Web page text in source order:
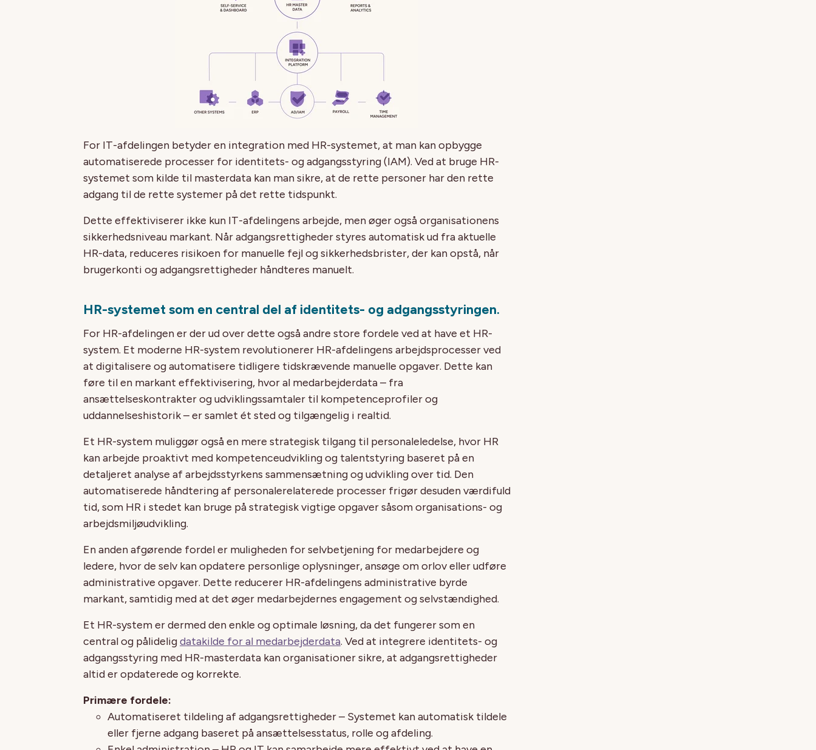
For IT-afdelingen betyder en integration med HR-systemet, at man kan opbygge
automatiserede processer for identitets- og adgangsstyring (IAM). Ved at bruge HR-
systemet som kilde til masterdata kan man sikre, at de rette personer har den rette
adgang til de rette systemer på det rette tidspunkt.
Dette effektiviserer ikke kun IT-afdelingens arbejde, men øger også organisationens
sikkerhedsniveau markant. Når adgangsrettigheder styres automatisk ud fra aktuelle
HR-data, reduceres risikoen for manuelle fejl og sikkerhedsbrister, der kan opstå, når
brugerkonti og adgangsrettigheder håndteres manuelt.
HR-systemet som en central del af identitets- og adgangsstyringen.
For HR-afdelingen er der ud over dette også andre store fordele ved at have et HR-
system. Et moderne HR-system revolutionerer HR-afdelingens arbejdsprocesser ved
at digitalisere og automatisere tidligere tidskrævende manuelle opgaver. Dette kan
føre til en markant effektivisering, hvor al medarbejderdata – fra
ansættelseskontrakter og udviklingssamtaler til kompetenceprofiler og
uddannelseshistorik – er samlet ét sted og tilgængelig i realtid.
Et HR-system muliggør også en mere strategisk tilgang til personaleledelse, hvor HR
kan arbejde proaktivt med kompetenceudvikling og talentstyring baseret på en
detaljeret analyse af arbejdsstyrkens sammensætning og udvikling over tid. Den
automatiserede håndtering af personalerelaterede processer frigør desuden værdifuld
tid, som HR i stedet kan bruge på strategisk vigtige opgaver såsom organisations- og
arbejdsmiljøudvikling.
En anden afgørende fordel er muligheden for selvbetjening for medarbejdere og
ledere, hvor de selv kan opdatere personlige oplysninger, ansøge om orlov eller udføre
administrative opgaver. Dette reducerer HR-afdelingens administrative byrde
markant, samtidig med at det øger medarbejdernes engagement og selvstændighed.
Et HR-system er dermed den enkle og optimale løsning, da det fungerer som en
central og pålideligdatakilde for al medarbejderdata. Ved at integrere identitets- og
adgangsstyring med HR-masterdata kan organisationer sikre, at adgangsrettigheder
altid er opdaterede og korrekte.
Primære fordele:
Automatiseret tildeling af adgangsrettigheder – Systemet kan automatisk tildele
eller fjerne adgang baseret på ansættelsesstatus, rolle og afdeling.